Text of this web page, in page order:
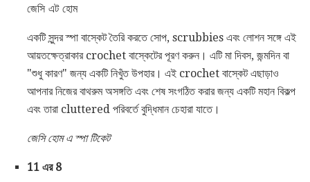
জেসি এট হোম
একটি সুন্দর স্পা বাস্কেট তৈরি করতে সোপ, scrubbies এবং লোশন সঙ্গে এই
আয়তক্ষেত্রাকার crochet বাস্কেটের পূরণ করুন। এটি মা দিবস, জন্মদিন বা
"শুধু কারণ" জন্য একটি নিখুঁত উপহার। এই crochet বাস্কেট এছাড়াও
আপনার নিজের বাথরুম অসঙ্গতি এবং শেষ সংগঠিত করার জন্য একটি মহান বিকল্প
এবং তারা cluttered পরিবর্তে বুদ্ধিমান চেহারা যাতে।
জেসি হোম এ স্পা টিকেট
11 এর 8